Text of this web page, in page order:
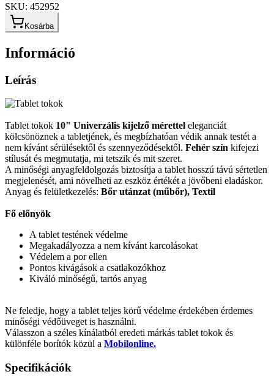
SKU: 452952
Kosárba
Információ
Leírás
Tablet tokok 10" Univerzális kijelző mérettel eleganciát
kölcsönöznek a tabletjének, és megbízhatóan védik annak testét a
nem kívánt sérülésektől és szennyeződésektől. Fehér szín kifejezi
stílusát és megmutatja, mi tetszik és mit szeret.
A minőségi anyagfeldolgozás biztosítja a tablet hosszú távú sértetlen
megjelenését, ami növelheti az eszköz értékét a jövőbeni eladáskor.
Anyag és felületkezelés: Bőr utánzat (műbőr), Textil
Fő előnyök
A tablet testének védelme
Megakadályozza a nem kívánt karcolásokat
Védelem a por ellen
Pontos kivágások a csatlakozókhoz
Kiváló minőségű, tartós anyag
Ne feledje, hogy a tablet teljes körű védelme érdekében érdemes
minőségi védőüveget is használni.
Válasszon a széles kínálatból eredeti márkás tablet tokok és
különféle borítók közül a Mobilonline.
Specifikációk